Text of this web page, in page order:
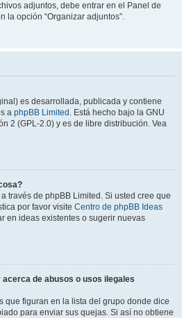
adjuntos, debe entrar en el Panel de
la opción “Organizar adjuntos”.
es desarrollada, publicada y contiene
a phpBB Limited . Está hecho bajo la GNU
2 (GPL-2.0) y es de libre distribución. Vea
través de phpBB Limited. Si usted cree que
por favor visite Centro de phpBB Ideas
en ideas existentes o sugerir nuevas
de abusos o usos ilegales
que figuran en la lista del grupo donde dice
para enviar sus quejas. Si así no obtiene